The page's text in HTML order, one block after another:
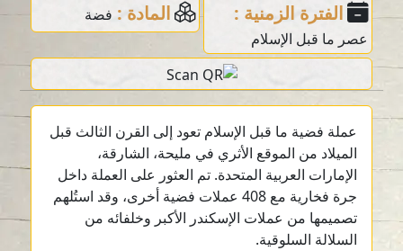
الفترة الزمنية :
عصر ما قبل الإسلام
المادة : فضة
عملة فضية ما قبل الإسلام تعود إلى القرن الثالث قبل
الميلاد من الموقع الأثري في مليحة، الشارقة،
الإمارات العربية المتحدة. تم العثور على العملة داخل
جرة فخارية مع 408 عملات فضية أخرى، وقد استُلهم
تصميمها من عملات الإسكندر الأكبر وخلفائه من
السلالة السلوقية.